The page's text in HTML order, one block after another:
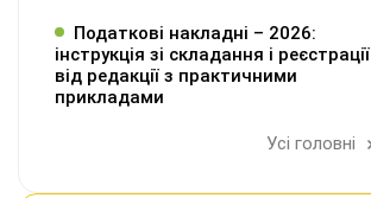
Податкові накладні – 2026:
інструкція зі складання і реєстрації
від редакції з практичними
прикладами
Усі головні